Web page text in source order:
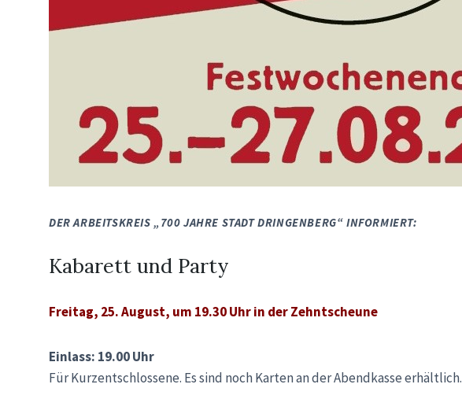
DER ARBEITSKREIS „700 JAHRE STADT DRINGENBERG“ INFORMIERT:
Kabarett und Party
Freitag, 25. August, um 19.30 Uhr in der Zehntscheune
Einlass: 19.00 Uhr
Für Kurzentschlossene. Es sind noch Karten an der Abendkasse erhältlich.